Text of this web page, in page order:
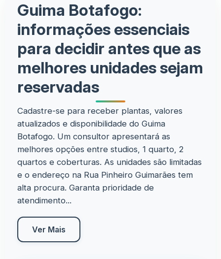
Guima Botafogo:
informações essenciais
para decidir antes que as
melhores unidades sejam
reservadas
Cadastre-se para receber plantas, valores
atualizados e disponibilidade do Guima
Botafogo. Um consultor apresentará as
melhores opções entre studios, 1 quarto, 2
quartos e coberturas. As unidades são limitadas
e o endereço na Rua Pinheiro Guimarães tem
alta procura. Garanta prioridade de
atendimento...
Ver Mais